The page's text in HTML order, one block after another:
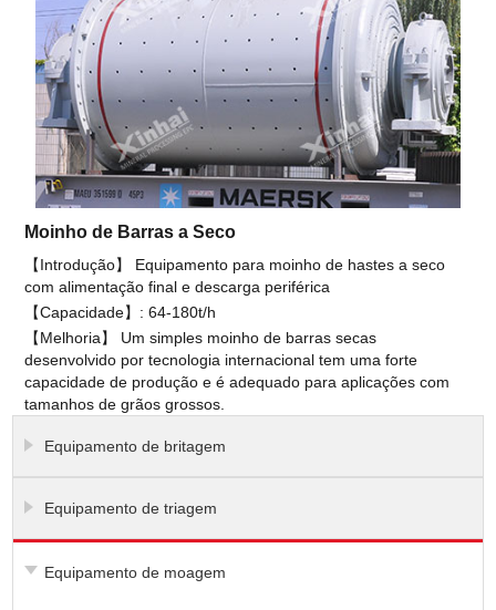
Moinho de Barras a Seco
【Introdução】 Equipamento para moinho de hastes a seco
com alimentação final e descarga periférica
【Capacidade】: 64-180t/h
【Melhoria】 Um simples moinho de barras secas
desenvolvido por tecnologia internacional tem uma forte
capacidade de produção e é adequado para aplicações com
tamanhos de grãos grossos.
Equipamento de britagem
Equipamento de triagem
Equipamento de moagem